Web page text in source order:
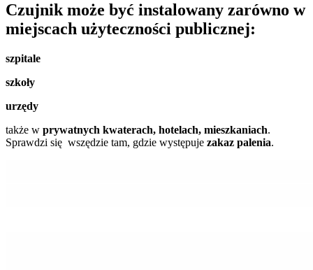
Czujnik może być instalowany zarówno w
miejscach użyteczności publicznej:
szpitale
szkoły
urzędy
także w prywatnych kwaterach, hotelach, mieszkaniach.
Sprawdzi się wszędzie tam, gdzie występuje zakaz palenia.